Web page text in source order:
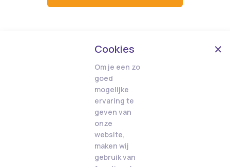
Cookies
Om je een zo
goed
mogelijke
ervaring te
geven van
onze
website,
maken wij
gebruik van